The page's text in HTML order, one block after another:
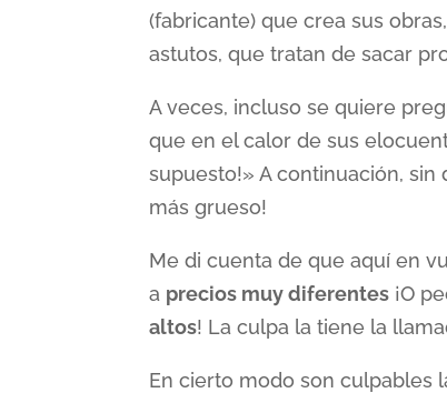
(fabricante) que crea sus
astutos, que tratan de sacar
A veces, incluso se quiere
que en el calor de sus
supuesto!» A continuación,
más grueso!
Me di cuenta de que aquí en
a precios muy diferentes ¡O
altos! La culpa la tiene la
En cierto modo son culpables